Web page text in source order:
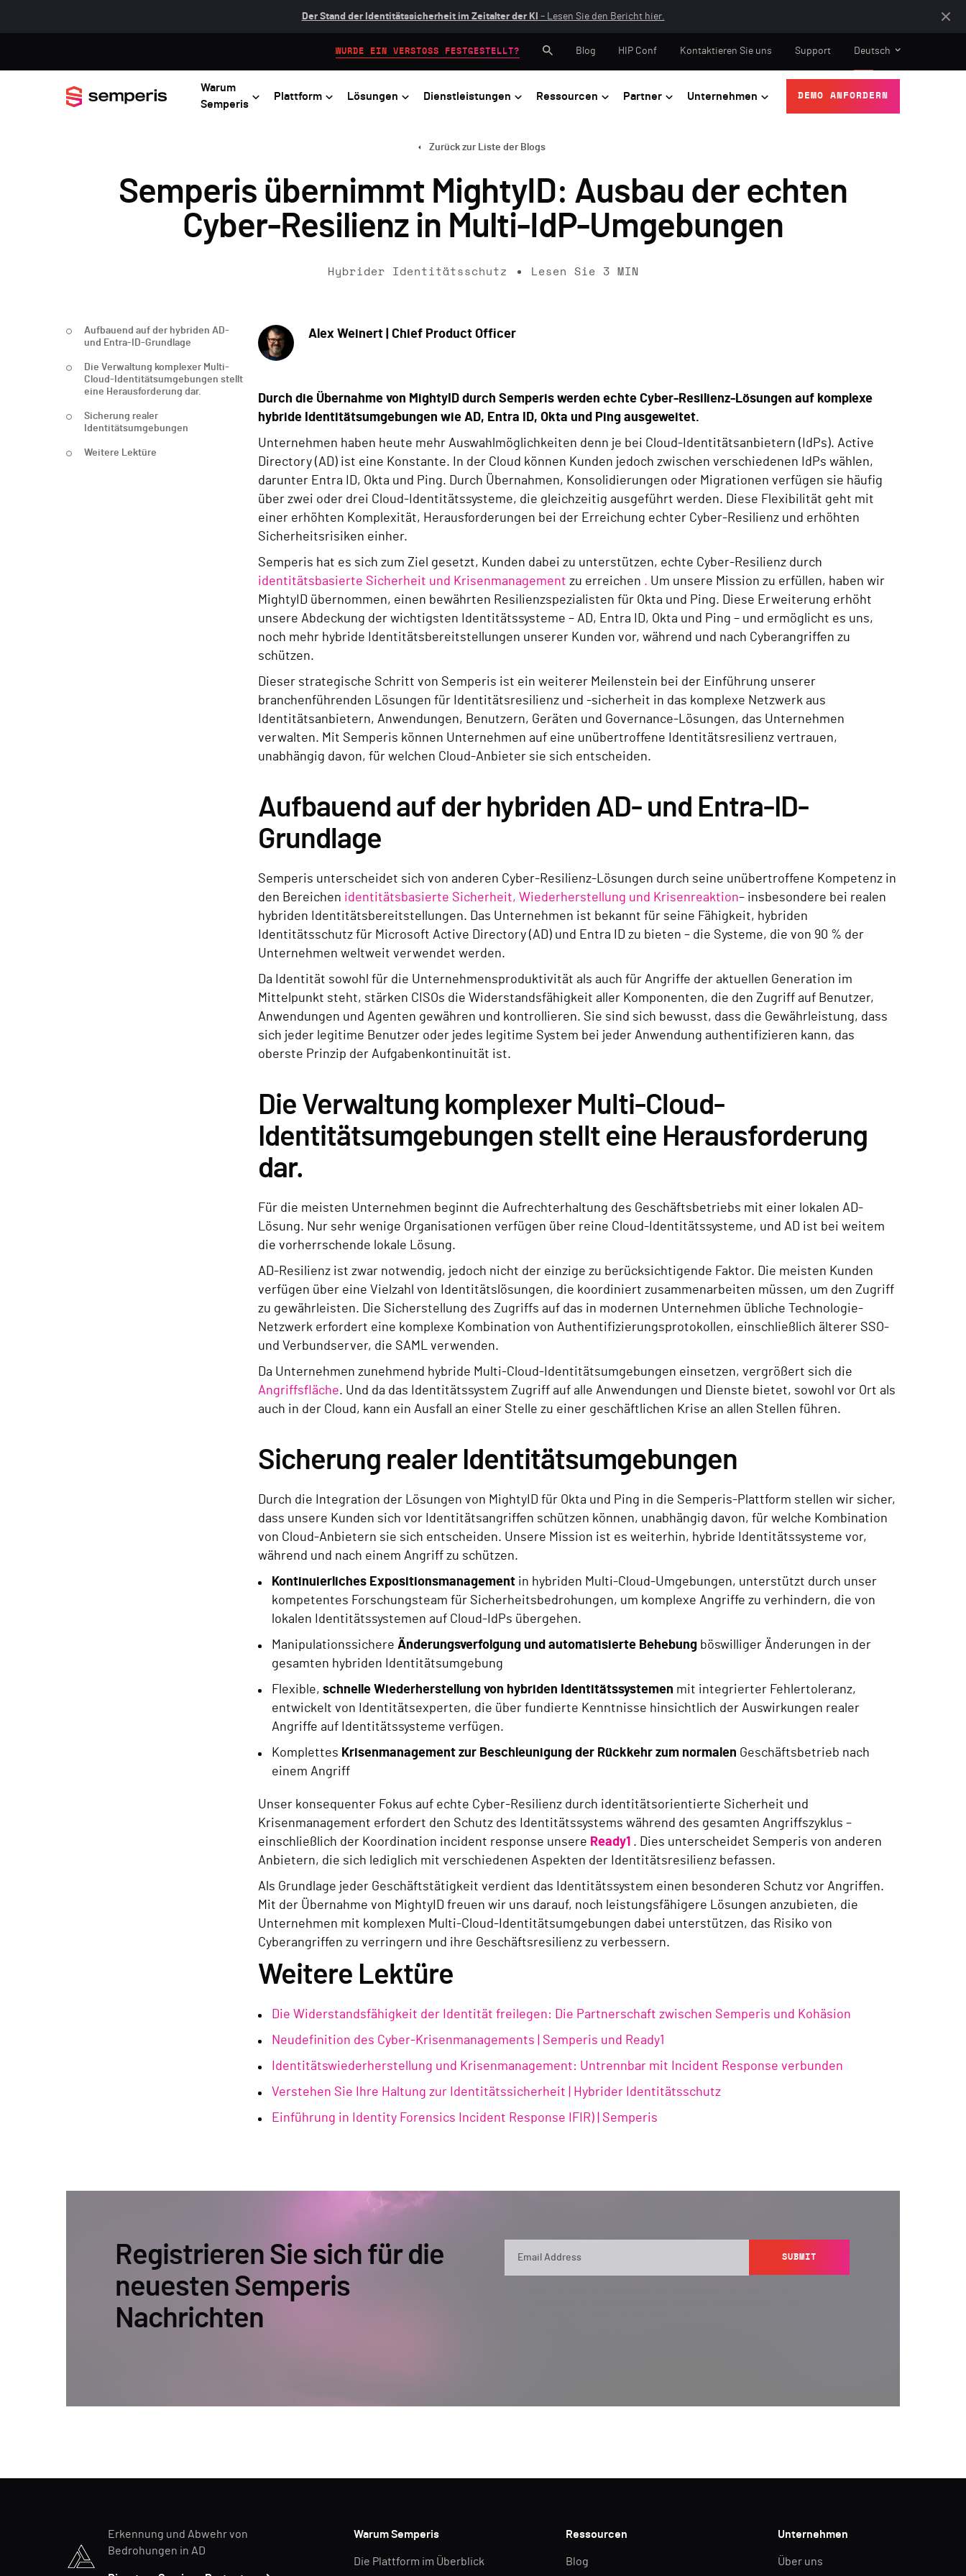
Der Stand der Identitätssicherheit im Zeitalter der KI – Lesen Sie den Bericht hier.
Warum
Semperis
Plattform Lösungen Dienstleistungen Ressourcen Partner Unternehmen DEMO ANFORDERN
WURDE EIN VERSTOSS FESTGESTELLT? Blog HIP Conf Kontaktieren Sie uns Support Deutsch
Zurück zur Liste der Blogs
Semperis übernimmt MightyID: Ausbau der echten
Cyber-Resilienz in Multi-IdP-Umgebungen
Hybrider Identitätsschutz Lesen Sie 3 MIN
Aufbauend auf der hybriden AD-
und Entra-ID-Grundlage
Die Verwaltung komplexer Multi-
Cloud-Identitätsumgebungen stellt
eine Herausforderung dar.
Sicherung realer
Identitätsumgebungen
Weitere Lektüre
Alex Weinert | Chief Product Officer
Durch die Übernahme von MightyID durch Semperis werden echte Cyber-Resilienz-Lösungen auf komplexe
hybride Identitätsumgebungen wie AD, Entra ID, Okta und Ping ausgeweitet.
Unternehmen haben heute mehr Auswahlmöglichkeiten denn je bei Cloud-Identitätsanbietern (IdPs). Active
Directory (AD) ist eine Konstante. In der Cloud können Kunden jedoch zwischen verschiedenen IdPs wählen,
darunter Entra ID, Okta und Ping. Durch Übernahmen, Konsolidierungen oder Migrationen verfügen sie häufig
über zwei oder drei Cloud-Identitätssysteme, die gleichzeitig ausgeführt werden. Diese Flexibilität geht mit
einer erhöhten Komplexität, Herausforderungen bei der Erreichung echter Cyber-Resilienz und erhöhten
Sicherheitsrisiken einher.
Semperis hat es sich zum Ziel gesetzt, Kunden dabei zu unterstützen, echte Cyber-Resilienz durch
identitätsbasierte Sicherheit und Krisenmanagement zu erreichen . Um unsere Mission zu erfüllen, haben wir
MightyID übernommen, einen bewährten Resilienzspezialisten für Okta und Ping. Diese Erweiterung erhöht
unsere Abdeckung der wichtigsten Identitätssysteme – AD, Entra ID, Okta und Ping – und ermöglicht es uns,
noch mehr hybride Identitätsbereitstellungen unserer Kunden vor, während und nach Cyberangriffen zu
schützen.
Dieser strategische Schritt von Semperis ist ein weiterer Meilenstein bei der Einführung unserer
branchenführenden Lösungen für Identitätsresilienz und -sicherheit in das komplexe Netzwerk aus
Identitätsanbietern, Anwendungen, Benutzern, Geräten und Governance-Lösungen, das Unternehmen
verwalten. Mit Semperis können Unternehmen auf eine unübertroffene Identitätsresilienz vertrauen,
unabhängig davon, für welchen Cloud-Anbieter sie sich entscheiden.
Aufbauend auf der hybriden AD- und Entra-ID-
Grundlage
Semperis unterscheidet sich von anderen Cyber-Resilienz-Lösungen durch seine unübertroffene Kompetenz in
den Bereichen identitätsbasierte Sicherheit, Wiederherstellung und Krisenreaktion– insbesondere bei realen
hybriden Identitätsbereitstellungen. Das Unternehmen ist bekannt für seine Fähigkeit, hybriden
Identitätsschutz für Microsoft Active Directory (AD) und Entra ID zu bieten – die Systeme, die von 90 % der
Unternehmen weltweit verwendet werden.
Da Identität sowohl für die Unternehmensproduktivität als auch für Angriffe der aktuellen Generation im
Mittelpunkt steht, stärken CISOs die Widerstandsfähigkeit aller Komponenten, die den Zugriff auf Benutzer,
Anwendungen und Agenten gewähren und kontrollieren. Sie sind sich bewusst, dass die Gewährleistung, dass
sich jeder legitime Benutzer oder jedes legitime System bei jeder Anwendung authentifizieren kann, das
oberste Prinzip der Aufgabenkontinuität ist.
Die Verwaltung komplexer Multi-Cloud-
Identitätsumgebungen stellt eine Herausforderung
dar.
Für die meisten Unternehmen beginnt die Aufrechterhaltung des Geschäftsbetriebs mit einer lokalen AD-
Lösung. Nur sehr wenige Organisationen verfügen über reine Cloud-Identitätssysteme, und AD ist bei weitem
die vorherrschende lokale Lösung.
AD-Resilienz ist zwar notwendig, jedoch nicht der einzige zu berücksichtigende Faktor. Die meisten Kunden
verfügen über eine Vielzahl von Identitätslösungen, die koordiniert zusammenarbeiten müssen, um den Zugriff
zu gewährleisten. Die Sicherstellung des Zugriffs auf das in modernen Unternehmen übliche Technologie-
Netzwerk erfordert eine komplexe Kombination von Authentifizierungsprotokollen, einschließlich älterer SSO-
und Verbundserver, die SAML verwenden.
Da Unternehmen zunehmend hybride Multi-Cloud-Identitätsumgebungen einsetzen, vergrößert sich die
Angriffsfläche. Und da das Identitätssystem Zugriff auf alle Anwendungen und Dienste bietet, sowohl vor Ort als
auch in der Cloud, kann ein Ausfall an einer Stelle zu einer geschäftlichen Krise an allen Stellen führen.
Sicherung realer Identitätsumgebungen
Durch die Integration der Lösungen von MightyID für Okta und Ping in die Semperis-Plattform stellen wir sicher,
dass unsere Kunden sich vor Identitätsangriffen schützen können, unabhängig davon, für welche Kombination
von Cloud-Anbietern sie sich entscheiden. Unsere Mission ist es weiterhin, hybride Identitätssysteme vor,
während und nach einem Angriff zu schützen.
Kontinuierliches Expositionsmanagement in hybriden Multi-Cloud-Umgebungen, unterstützt durch unser
kompetentes Forschungsteam für Sicherheitsbedrohungen, um komplexe Angriffe zu verhindern, die von
lokalen Identitätssystemen auf Cloud-IdPs übergehen.
Manipulationssichere Änderungsverfolgung und automatisierte Behebung böswilliger Änderungen in der
gesamten hybriden Identitätsumgebung
Flexible, schnelle Wiederherstellung von hybriden Identitätssystemen mit integrierter Fehlertoleranz,
entwickelt von Identitätsexperten, die über fundierte Kenntnisse hinsichtlich der Auswirkungen realer
Angriffe auf Identitätssysteme verfügen.
Komplettes Krisenmanagement zur Beschleunigung der Rückkehr zum normalen Geschäftsbetrieb nach
einem Angriff
Unser konsequenter Fokus auf echte Cyber-Resilienz durch identitätsorientierte Sicherheit und
Krisenmanagement erfordert den Schutz des Identitätssystems während des gesamten Angriffszyklus –
einschließlich der Koordination incident response unsere Ready1 . Dies unterscheidet Semperis von anderen
Anbietern, die sich lediglich mit verschiedenen Aspekten der Identitätsresilienz befassen.
Als Grundlage jeder Geschäftstätigkeit verdient das Identitätssystem einen besonderen Schutz vor Angriffen.
Mit der Übernahme von MightyID freuen wir uns darauf, noch leistungsfähigere Lösungen anzubieten, die
Unternehmen mit komplexen Multi-Cloud-Identitätsumgebungen dabei unterstützen, das Risiko von
Cyberangriffen zu verringern und ihre Geschäftsresilienz zu verbessern.
Weitere Lektüre
Die Widerstandsfähigkeit der Identität freilegen: Die Partnerschaft zwischen Semperis und Kohäsion
Neudefinition des Cyber-Krisenmanagements | Semperis und Ready1
Identitätswiederherstellung und Krisenmanagement: Untrennbar mit Incident Response verbunden
Verstehen Sie Ihre Haltung zur Identitätssicherheit | Hybrider Identitätsschutz
Einführung in Identity Forensics Incident Response IFIR) | Semperis
Registrieren Sie sich für die
neuesten Semperis
Nachrichten
SUBMIT
Erkennung und Abwehr von
Bedrohungen in AD
Warum Semperis
Die Plattform im Überblick
Ressourcen
Blog
Unternehmen
Über uns